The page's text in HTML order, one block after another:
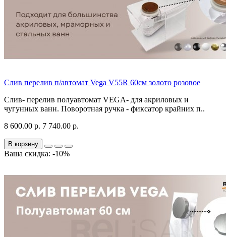
Слив перелив п/автомат Vega V55R 60см золото розовое
Слив- перелив полуавтомат VEGA- для акриловых и
чугунных ванн. Поворотная ручка - фиксатор крайних п..
8 600.00 р. 7 740.00 р.
В корзину
Ваша скидка: -10%